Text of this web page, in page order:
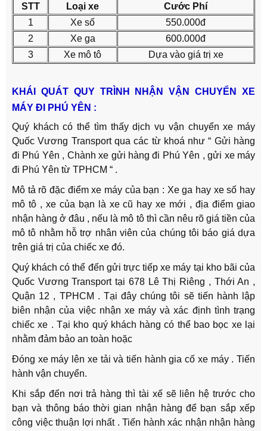
STT Loại xe
Cước Phí
1
Xe số
550.000đ
2
Xe ga
600.000đ
3
Xe mô tô Dựa vào giá trị xe
KHÁI QUÁT QUY TRÌNH NHẬN VẬN CHUYỂN XE
MÁY ĐI PHÚ YÊN :
Quý khách có thể tìm thấy dịch vụ vận chuyển xe máy
Quốc Vương Transport qua các từ khoá như “ Gửi hàng
đi Phú Yên , Chành xe gửi hàng đi Phú Yên , gửi xe máy
đi Phú Yên từ TPHCM “ .
Mô tả rõ đặc điểm xe máy của bạn : Xe ga hay xe số hay
mô tô , xe của bạn là xe cũ hay xe mới , địa điểm giao
nhận hàng ở đâu , nếu là mô tô thì cần nêu rõ giá tiền của
mô tô nhằm hỗ trợ nhân viên của chúng tôi báo giá dựa
trên giá trị của chiếc xe đó.
Quý khách có thể đến gửi trực tiếp xe máy tại kho bãi của
Quốc Vương Transport tại 678 Lê Thị Riêng , Thới An ,
Quận 12 , TPHCM . Tại đây chúng tôi sẽ tiến hành lập
biên nhận của việc nhận xe máy và xác định tình trạng
chiếc xe . Tại kho quý khách hàng có thể bao bọc xe lại
nhằm đảm bảo an toàn hoặc
Đóng xe máy lên xe tải và tiến hành gia cố xe máy . Tiến
hành vận chuyển.
Khi sắp đến nơi trả hàng thì tài xế sẽ liên hệ trước cho
bạn và thông báo thời gian nhận hàng để bạn sắp xếp
công việc thuận lợi nhất . Tiến hành xác nhận nhận hàng